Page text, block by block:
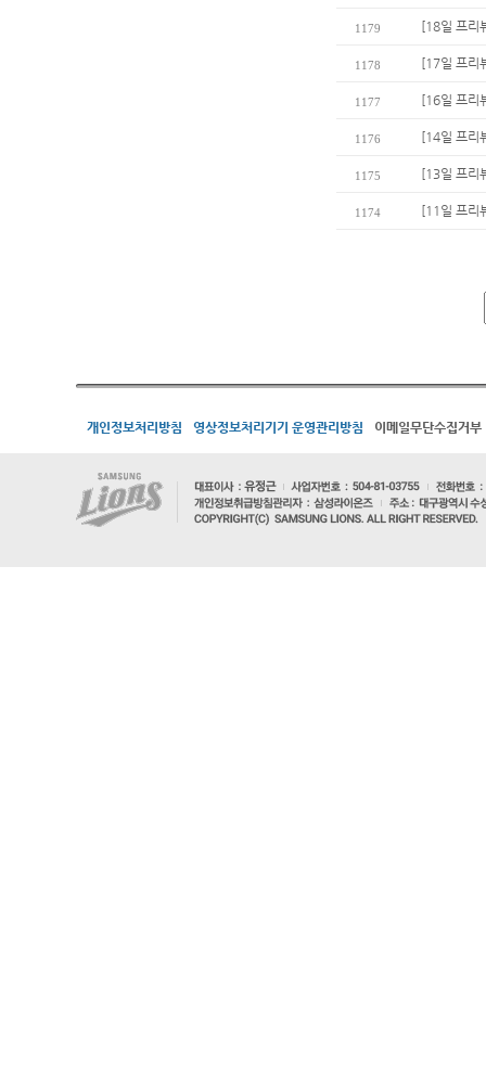
1179 [18일 프리
1178 [17일 프리
1177 [16일 프리
1176 [14일 프리
1175 [13일 프리
1174 [11일 프리
개인정보처리방침 영상정보처리기기 운영관리방침 이메일무단수집거부